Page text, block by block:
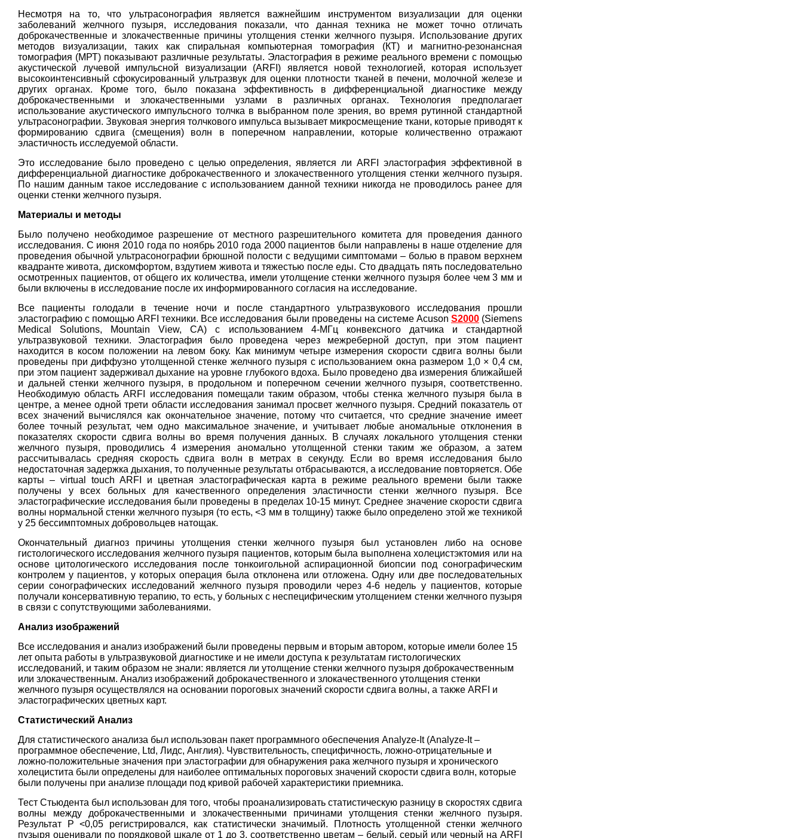
Несмотря на то, что ультрасонография является важнейшим инструментом визуализации для оценки
заболеваний желчного пузыря, исследования показали, что данная техника не может точно отличать
доброкачественные и злокачественные причины утолщения стенки желчного пузыря. Использование других
методов визуализации, таких как спиральная компьютерная томография (КТ) и магнитно-резонансная
томография (МРТ) показывают различные результаты. Эластография в режиме реального времени с помощью
акустической лучевой импульсной визуализации (ARFI) является новой технологией, которая использует
высокоинтенсивный сфокусированный ультразвук для оценки плотности тканей в печени, молочной железе и
других органах. Кроме того, было показана эффективность в дифференциальной диагностике между
доброкачественными и злокачественными узлами в различных органах. Технология предполагает
использование акустического импульсного толчка в выбранном поле зрения, во время рутинной стандартной
ультрасонографии. Звуковая энергия толчкового импульса вызывает микросмещение ткани, которые приводят к
формированию сдвига (смещения) волн в поперечном направлении, которые количественно отражают
эластичность исследуемой области.
Это исследование было проведено с целью определения, является ли ARFI эластография эффективной в
дифференциальной диагностике доброкачественного и злокачественного утолщения стенки желчного пузыря.
По нашим данным такое исследование с использованием данной техники никогда не проводилось ранее для
оценки стенки желчного пузыря.
Материалы и методы
Было получено необходимое разрешение от местного разрешительного комитета для проведения данного
исследования. С июня 2010 года по ноябрь 2010 года 2000 пациентов были направлены в наше отделение для
проведения обычной ультрасонографии брюшной полости с ведущими симптомами – болью в правом верхнем
квадранте живота, дискомфортом, вздутием живота и тяжестью после еды. Сто двадцать пять последовательно
осмотренных пациентов, от общего их количества, имели утолщение стенки желчного пузыря более чем 3 мм и
были включены в исследование после их информированного согласия на исследование.
Все пациенты голодали в течение ночи и после стандартного ультразвукового исследования прошли
эластографию с помощью ARFI техники. Все исследования были проведены на системе Acuson S2000(Siemens
Medical Solutions, Mountain View, CA) с использованием 4-МГц конвексного датчика и стандартной
ультразвуковой техники. Эластография было проведена через межреберной доступ, при этом пациент
находится в косом положении на левом боку. Как минимум четыре измерения скорости сдвига волны были
проведены при диффузно утолщенной стенке желчного пузыря с использованием окна размером 1,0 × 0,4 см,
при этом пациент задерживал дыхание на уровне глубокого вдоха. Было проведено два измерения ближайшей
и дальней стенки желчного пузыря, в продольном и поперечном сечении желчного пузыря, соответственно.
Необходимую область ARFI исследования помещали таким образом, чтобы стенка желчного пузыря была в
центре, а менее одной трети области исследования занимал просвет желчного пузыря. Средний показатель от
всех значений вычислялся как окончательное значение, потому что считается, что средние значение имеет
более точный результат, чем одно максимальное значение, и учитывает любые аномальные отклонения в
показателях скорости сдвига волны во время получения данных. В случаях локального утолщения стенки
желчного пузыря, проводились 4 измерения аномально утолщенной стенки таким же образом, а затем
рассчитывалась средняя скорость сдвига волн в метрах в секунду. Если во время исследования было
недостаточная задержка дыхания, то полученные результаты отбрасываются, а исследование повторяется. Обе
карты – virtual touch ARFI и цветная эластографическая карта в режиме реального времени были также
получены у всех больных для качественного определения эластичности стенки желчного пузыря. Все
эластографические исследования были проведены в пределах 10-15 минут. Среднее значение скорости сдвига
волны нормальной стенки желчного пузыря (то есть, <3 мм в толщину) также было определено этой же техникой
у 25 бессимптомных добровольцев натощак.
Окончательный диагноз причины утолщения стенки желчного пузыря был установлен либо на основе
гистологического исследования желчного пузыря пациентов, которым была выполнена холецистэктомия или на
основе цитологического исследования после тонкоигольной аспирационной биопсии под сонографическим
контролем у пациентов, у которых операция была отклонена или отложена. Одну или две последовательных
серии сонографических исследований желчного пузыря проводили через 4-6 недель у пациентов, которые
получали консервативную терапию, то есть, у больных с неспецифическим утолщением стенки желчного пузыря
в связи с сопутствующими заболеваниями.
Анализ изображений
Все исследования и анализ изображений были проведены первым и вторым автором, которые имели более 15
лет опыта работы в ультразвуковой диагностике и не имели доступа к результатам гистологических
исследований, и таким образом не знали: является ли утолщение стенки желчного пузыря доброкачественным
или злокачественным. Анализ изображений доброкачественного и злокачественного утолщения стенки
желчного пузыря осуществлялся на основании пороговых значений скорости сдвига волны, а также ARFI и
эластографических цветных карт.
Статистический Анализ
Для статистического анализа был использован пакет программного обеспечения Analyze-It (Analyze-It –
программное обеспечение, Ltd, Лидс, Англия). Чувствительность, специфичность, ложно-отрицательные и
ложно-положительные значения при эластографии для обнаружения рака желчного пузыря и хронического
холецистита были определены для наиболее оптимальных пороговых значений скорости сдвига волн, которые
были получены при анализе площади под кривой рабочей характеристики приемника.
Тест Стьюдента был использован для того, чтобы проанализировать статистическую разницу в скоростях сдвига
волны между доброкачественными и злокачественными причинами утолщения стенки желчного пузыря.
Результат P <0,05 регистрировался, как статистически значимый. Плотность утолщенной стенки желчного
пузыря оценивали по порядковой шкале от 1 до 3, соответственно цветам – белый, серый или черный на ARFI